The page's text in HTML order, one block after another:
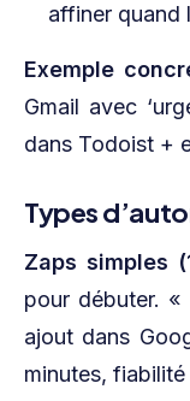
affiner quand
Exemple
Gmail avec
dans Todoist +
Types
Zaps simples
pour débuter.
ajout dans
minutes, fiabilité